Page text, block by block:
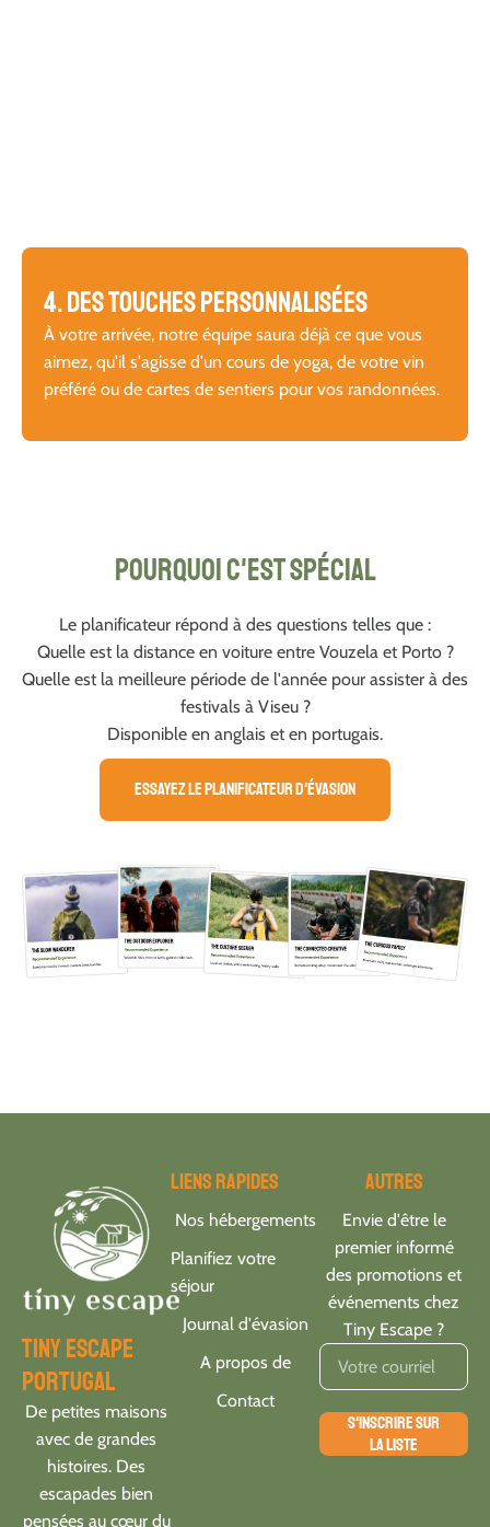
4. Des touches personnalisées
À votre arrivée, notre équipe saura déjà ce que vous
aimez, qu'il s'agisse d'un cours de yoga, de votre vin
préféré ou de cartes de sentiers pour vos randonnées.
Pourquoi c'est spécial
Le planificateur répond à des questions telles que :
Quelle est la distance en voiture entre Vouzela et Porto ?
Quelle est la meilleure période de l'année pour assister à des
festivals à Viseu ?
Disponible en anglais et en portugais.
Essayez le planificateur d'évasion
tiny escape
portugal
De petites maisons
avec de grandes
histoires. Des
escapades bien
pensées au cœur du
Liens rapides
Nos hébergements
Planifiez votre
séjour
Journal d'évasion
A propos de
Contact
Autres
Envie d'être le
premier informé
des promotions et
événements chez
Tiny Escape ?
S'INSCRIRE SUR
LA LISTE